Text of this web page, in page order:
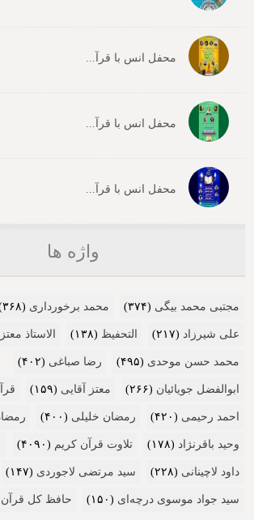
محفل انس با قرآ...
محفل انس با قرآ...
محفل انس با قرآ...
واژه ها
مجتبی محمد بیگی (۳۷۴) محمد برخورداری (۳۶۸)
علی شیرزاد (۲۱۷) التحفیظ (۱۳۸) الاستاذ
محمد حسن موحدی (۴۹۵) رضا صباغی (۴۰۲)
ابوالفضل جویائیان (۲۶۶) معتز آقایی (۱۵۹)
احمد رحیمی (۴۲۰) رمضان خلیلی (۴۰۰)
وحید باقرنژاد (۱۷۸) تلاوت قرآن کریم (۴۰۹۰)
داود لاچینانی (۲۲۸) سید مرتضی لاجوردی (۱۴۷)
سید جواد موسوی درچه‌ای (۱۵۰) حافظ کل قرآن